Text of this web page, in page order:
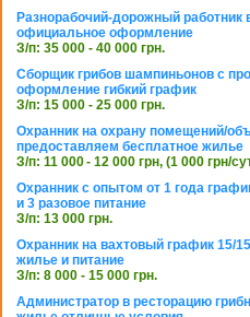
Разнорабочий-дорожный
официальное оформление
З/п: 35 000 - 40 000 грн.
Сборщик грибов шампиньонов с
оформление гибкий график
З/п: 15 000 - 25 000 грн.
Охранник на охрану помещений/
предоставляем бесплатное жилье
З/п: 11 000 - 12 000 грн, (1 000 грн/
Охранник с опытом от 1 года
и 3 разовое питание
З/п: 13 000 грн.
Охранник на вахтовый график 15/
жилье и питание
З/п: 8 000 - 15 000 грн.
Администратор в ресторацию